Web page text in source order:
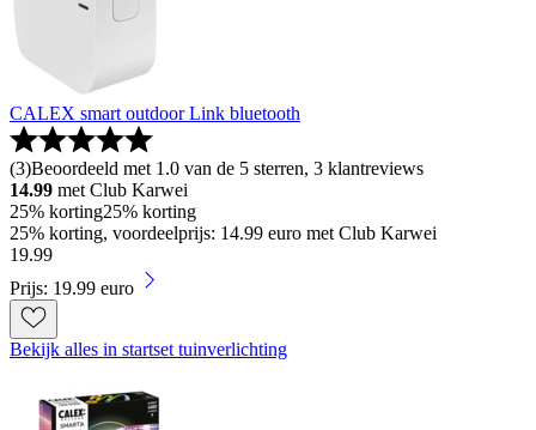
CALEX smart outdoor Link bluetooth
(3)Beoordeeld met 1.0 van de 5 sterren, 3 klantreviews
14.99 met Club Karwei
25% korting25% korting
25% korting, voordeelprijs: 14.99 euro met Club Karwei
19.99
Prijs: 19.99 euro
Bekijk alles in startset tuinverlichting